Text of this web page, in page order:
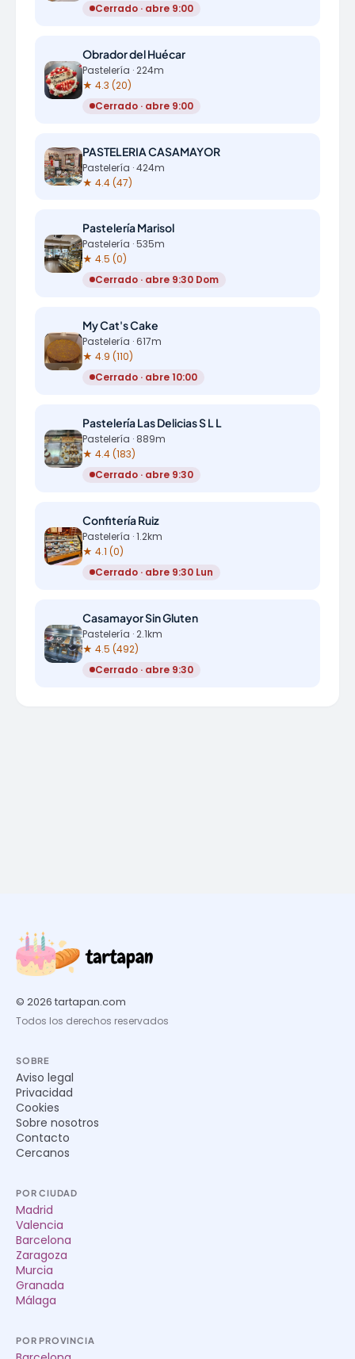
Cerrado · abre 9:00
Obrador del Huécar
Pastelería · 224m
★ 4.3 (20)
Cerrado · abre 9:00
PASTELERIA CASAMAYOR
Pastelería · 424m
★ 4.4 (47)
Pastelería Marisol
Pastelería · 535m
★ 4.5 (0)
Cerrado · abre 9:30 Dom
My Cat's Cake
Pastelería · 617m
★ 4.9 (110)
Cerrado · abre 10:00
Pastelería Las Delicias S L L
Pastelería · 889m
★ 4.4 (183)
Cerrado · abre 9:30
Confitería Ruiz
Pastelería · 1.2km
★ 4.1 (0)
Cerrado · abre 9:30 Lun
Casamayor Sin Gluten
Pastelería · 2.1km
★ 4.5 (492)
Cerrado · abre 9:30
© 2026 tartapan.com
Todos los derechos reservados
SOBRE
Aviso legal
Privacidad
Cookies
Sobre nosotros
Contacto
Cercanos
POR CIUDAD
Madrid
Valencia
Barcelona
Zaragoza
Murcia
Granada
Málaga
POR PROVINCIA